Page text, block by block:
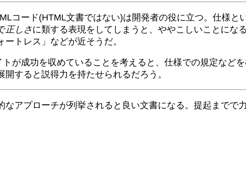
コード(HTML文書ではない)は開発者の役に立つ。仕様
正しさに類する表現をしてしまうと、ややこしいことにな
トレス」などが近そうだ。
が成功を収めていることを考えると、仕様での規定など
すると説得力を持たせられるだろう。
アプローチが列挙されると良い文書になる。提起までで